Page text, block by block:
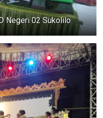
Negeri 02 Sukolilo